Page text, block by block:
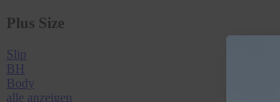
Plus Size
Slip
BH
Body
alle anzeigen